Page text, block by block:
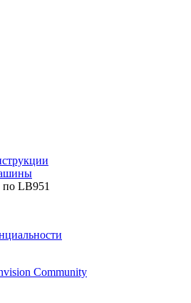
LB951
Community